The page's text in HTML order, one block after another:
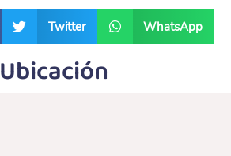
Twitter WhatsApp
Ubicación